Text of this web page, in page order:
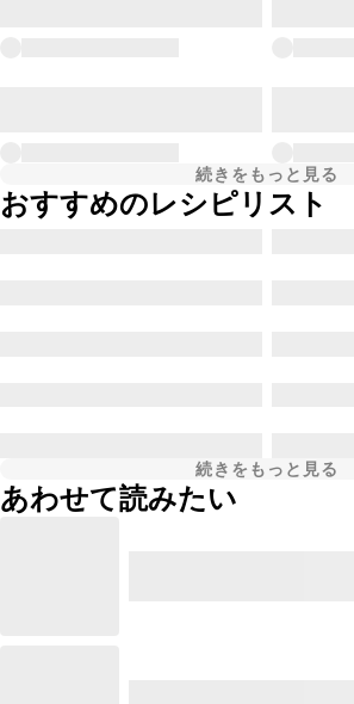
続きをもっと見る
おすすめのレシピリスト
続きをもっと見る
あわせて読みたい